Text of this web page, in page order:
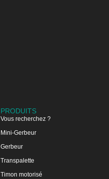
PRODUITS
Vous recherchez ?
Mini-Gerbeur
Gerbeur
Transpalette
Timon motorisé